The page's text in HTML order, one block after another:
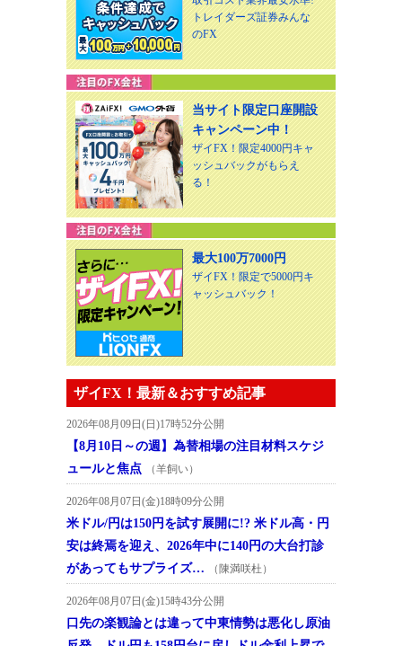
トレイダーズ証券みんな
のFX
当サイト限定口座開設
キャンペーン中！
ザイFX！限定4000円キャ
ッシュバックがもらえ
る！
最大100万7000円
ザイFX！限定で5000円キ
ャッシュバック！
ザイFX！最新＆おすすめ記事
2026年08月09日(日)17時52分公開
【8月10日～の週】為替相場の注目材料スケジ
ュールと焦点
（羊飼い）
2026年08月07日(金)18時09分公開
米ドル/円は150円を試す展開に!? 米ドル高・円
安は終焉を迎え、2026年中に140円の大台打診
があってもサプライズ…
（陳満咲杜）
2026年08月07日(金)15時43分公開
口先の楽観論とは違って中東情勢は悪化し原油